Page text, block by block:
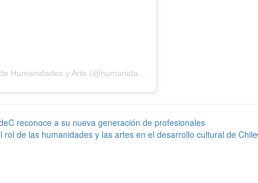
reconoce a su nueva generación de profesionales
rol de las humanidades y las artes en el desarrollo cultural de Chile